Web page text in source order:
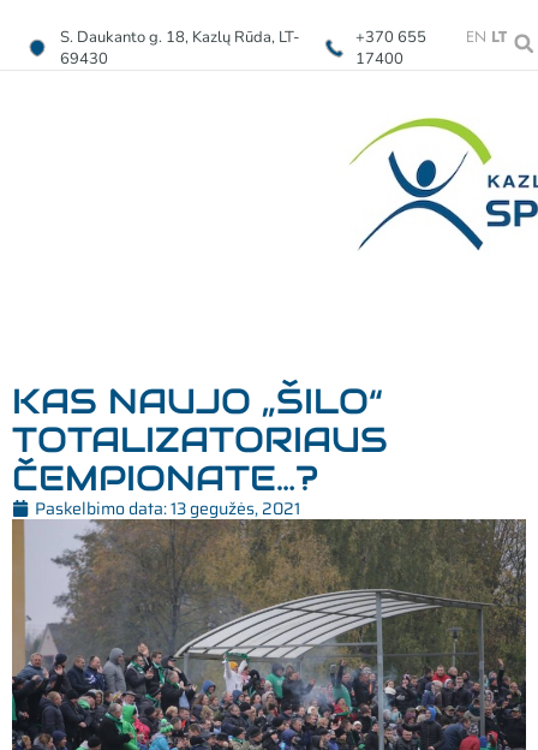
S. Daukanto g. 18, Kazlų Rūda, LT-
69430
+370 655
17400
EN LT
KAS NAUJO „ŠILO“
TOTALIZATORIAUS
ČEMPIONATE…?
Paskelbimo data:13 gegužės, 2021